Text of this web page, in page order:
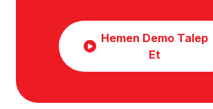
Hemen Demo Talep
Et